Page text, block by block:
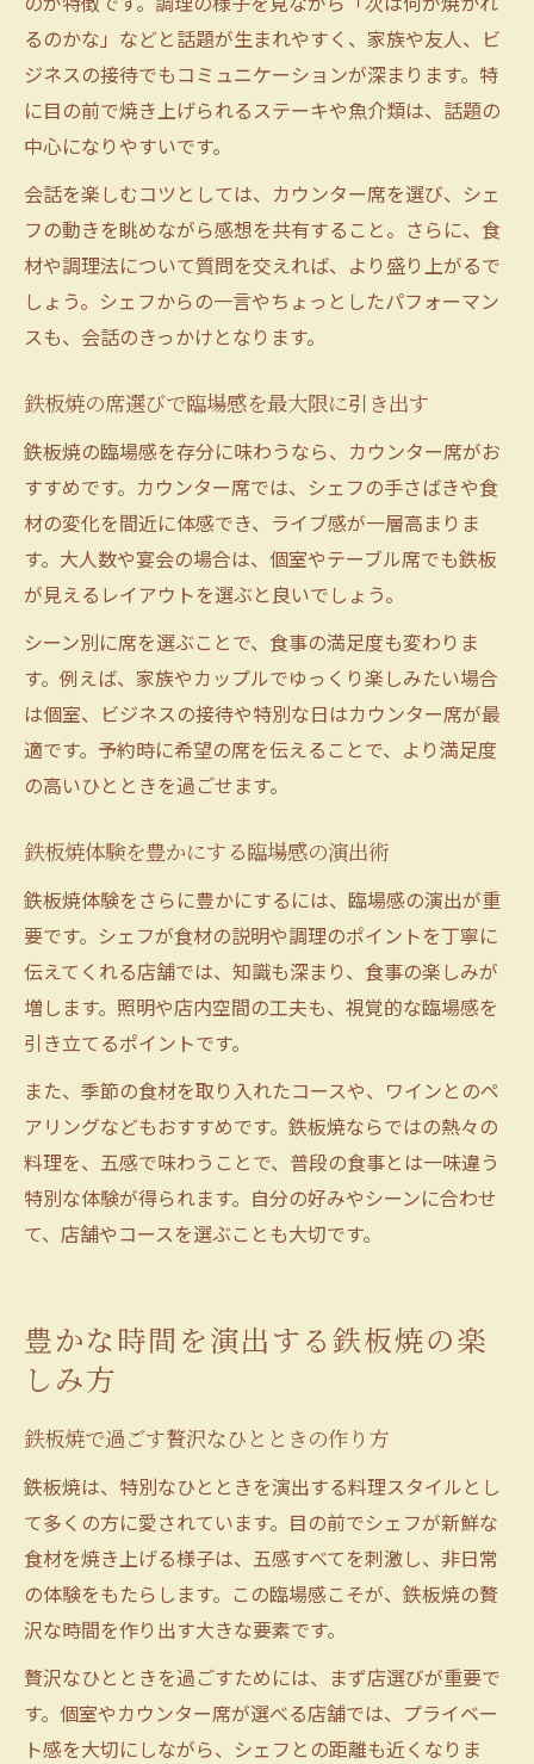
るのかな」などと話題が生まれやすく、家族や友人、ビ
ジネスの接待でもコミュニケーションが深まります。特
に目の前で焼き上げられるステーキや魚介類は、話題の
中心になりやすいです。
会話を楽しむコツとしては、カウンター席を選び、シェ
フの動きを眺めながら感想を共有すること。さらに、食
材や調理法について質問を交えれば、より盛り上がるで
しょう。シェフからの一言やちょっとしたパフォーマン
スも、会話のきっかけとなります。
鉄板焼の席選びで臨場感を最大限に引き出す
鉄板焼の臨場感を存分に味わうなら、カウンター席がお
すすめです。カウンター席では、シェフの手さばきや食
材の変化を間近に体感でき、ライブ感が一層高まりま
す。大人数や宴会の場合は、個室やテーブル席でも鉄板
が見えるレイアウトを選ぶと良いでしょう。
シーン別に席を選ぶことで、食事の満足度も変わりま
す。例えば、家族やカップルでゆっくり楽しみたい場合
は個室、ビジネスの接待や特別な日はカウンター席が最
適です。予約時に希望の席を伝えることで、より満足度
の高いひとときを過ごせます。
鉄板焼体験を豊かにする臨場感の演出術
鉄板焼体験をさらに豊かにするには、臨場感の演出が重
要です。シェフが食材の説明や調理のポイントを丁寧に
伝えてくれる店舗では、知識も深まり、食事の楽しみが
増します。照明や店内空間の工夫も、視覚的な臨場感を
引き立てるポイントです。
また、季節の食材を取り入れたコースや、ワインとのペ
アリングなどもおすすめです。鉄板焼ならではの熱々の
料理を、五感で味わうことで、普段の食事とは一味違う
特別な体験が得られます。自分の好みやシーンに合わせ
て、店舗やコースを選ぶことも大切です。
豊かな時間を演出する鉄板焼の楽
しみ方
鉄板焼で過ごす贅沢なひとときの作り方
鉄板焼は、特別なひとときを演出する料理スタイルとし
て多くの方に愛されています。目の前でシェフが新鮮な
食材を焼き上げる様子は、五感すべてを刺激し、非日常
の体験をもたらします。この臨場感こそが、鉄板焼の贅
沢な時間を作り出す大きな要素です。
贅沢なひとときを過ごすためには、まず店選びが重要で
す。個室やカウンター席が選べる店舗では、プライベー
ト感を大切にしながら、シェフとの距離も近くなりま